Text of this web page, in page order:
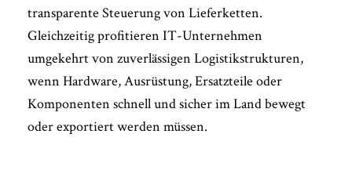
transparente Steuerung von Lieferketten.
Gleichzeitig profitieren IT-Unternehmen
umgekehrt von zuverlässigen Logistikstrukturen,
wenn Hardware, Ausrüstung, Ersatzteile oder
Komponenten schnell und sicher im Land bewegt
oder exportiert werden müssen.